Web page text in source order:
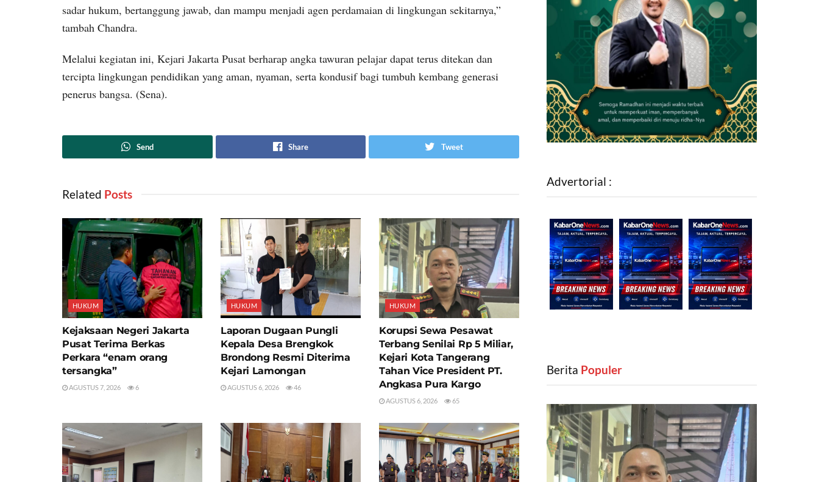
sadar hukum, bertanggung jawab, dan mampu menjadi agen perdamaian di lingkungan sekitarnya,”
tambah Chandra.
Melalui kegiatan ini, Kejari Jakarta Pusat berharap angka tawuran pelajar dapat terus ditekan dan
tercipta lingkungan pendidikan yang aman, nyaman, serta kondusif bagi tumbuh kembang generasi
penerus bangsa. (Sena).
Send Share Tweet
Related ‎ Posts
HUKUM
Kejaksaan Negeri Jakarta
Pusat Terima Berkas
Perkara “enam orang
tersangka”
AGUSTUS 7, 2026 6
HUKUM
Laporan Dugaan Pungli
Kepala Desa Brengkok
Brondong Resmi Diterima
Kejari Lamongan
AGUSTUS 6, 2026 46
HUKUM
Korupsi Sewa Pesawat
Terbang Senilai Rp 5 Miliar,
Kejari Kota Tangerang
Tahan Vice President PT.
Angkasa Pura Kargo
AGUSTUS 6, 2026 65
Advertorial :
Berita ‎ Populer